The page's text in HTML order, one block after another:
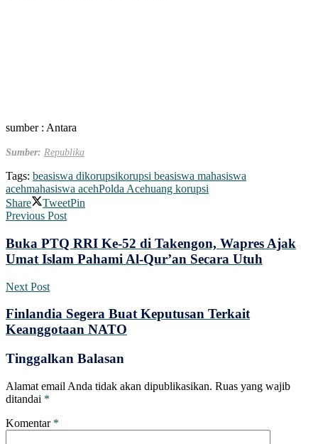
sumber : Antara
Sumber: Republika
Tags: beasiswa dikorupsikorupsi beasiswa mahasiswa
acehmahasiswa acehPolda Acehuang korupsi
Share
TweetPin
Previous Post
Buka PTQ RRI Ke-52 di Takengon, Wapres Ajak
Umat Islam Pahami Al-Qur’an Secara Utuh
Next Post
Finlandia Segera Buat Keputusan Terkait
Keanggotaan NATO
Tinggalkan Balasan
Alamat email Anda tidak akan dipublikasikan. Ruas yang wajib
ditandai *
Komentar *